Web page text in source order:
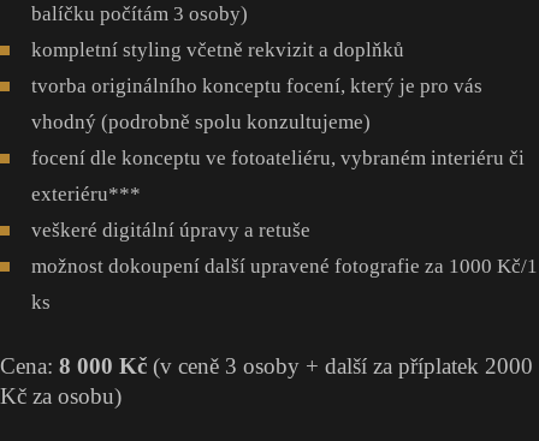
balíčku počítám 3 osoby)
kompletní styling včetně rekvizit a doplňků
tvorba originálního konceptu focení, který je pro vás
vhodný (podrobně spolu konzultujeme)
focení dle konceptu ve fotoateliéru, vybraném interiéru či
exteriéru***
veškeré digitální úpravy a retuše
možnost dokoupení další upravené fotografie za 1000 Kč/1
ks
Cena: 8 000 Kč (v ceně 3 osoby + další za příplatek 2000
Kč za osobu)